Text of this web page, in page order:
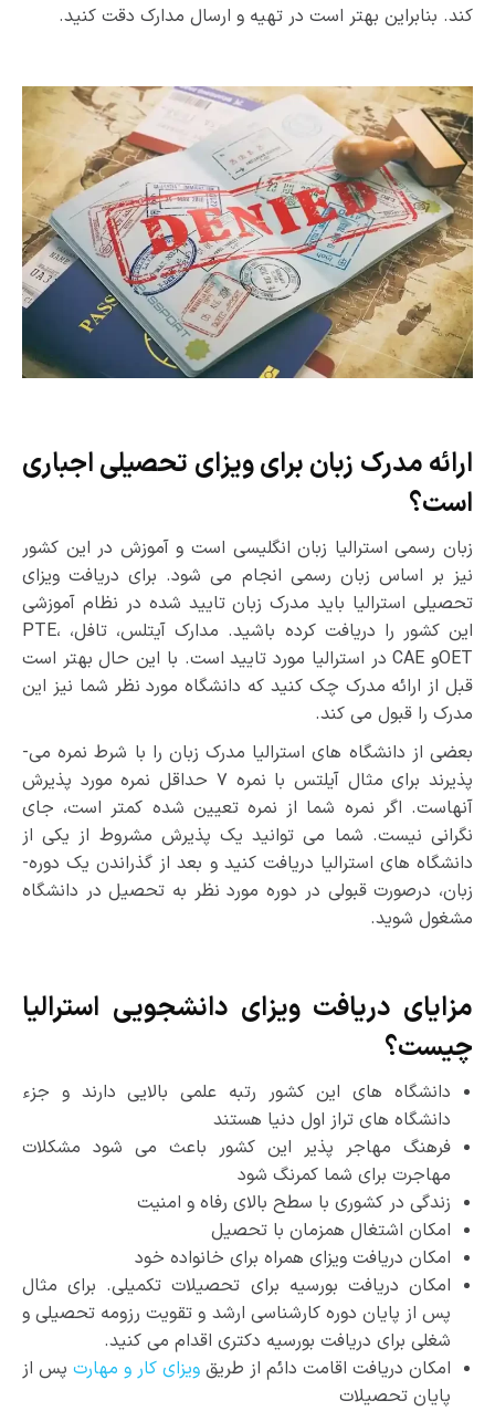
کند. بنابراین بهتر است در تهیه و ارسال مدارک دقت کنید.
ارائه مدرک زبان برای ویزای تحصیلی اجباری
است؟
زبان رسمی استرالیا زبان انگلیسی است و آموزش در این کشور
نیز بر اساس زبان رسمی انجام می ­شود. برای دریافت ویزای
تحصیلی استرالیا باید مدرک زبان تایید شده در نظام آموزشی
این کشور را دریافت کرده باشید. مدارک آیتلس، تافل، PTE،
OETو CAE در استرالیا مورد تایید است. با این حال بهتر است
قبل از ارائه مدرک چک کنید که دانشگاه مورد نظر شما نیز این
مدرک را قبول می­ کند.
بعضی از دانشگاه­ های استرالیا مدرک زبان را با شرط نمره می­
پذیرند برای مثال آیلتس با نمره ۷ حداقل نمره­ مورد پذیرش
آنهاست. اگر نمره شما از نمره­ تعیین شده کمتر است، جای
نگرانی نیست. شما می ­توانید یک پذیرش مشروط از یکی از
دانشگاه­ های استرالیا دریافت کنید و بعد از گذراندن یک دوره­
زبان، درصورت قبولی در دوره­ مورد نظر به تحصیل در دانشگاه
مشغول شوید.
مزایای دریافت ویزای دانشجویی استرالیا
چیست؟
دانشگاه ­های این کشور رتبه­ علمی بالایی دارند و جزء
دانشگاه­ های تراز اول دنیا هستند
فرهنگ مهاجر پذیر این کشور باعث می­ شود مشکلات
مهاجرت برای شما کمرنگ شود
زندگی در کشوری با سطح بالای رفاه و امنیت
امکان اشتغال همزمان با تحصیل
امکان دریافت ویزای همراه برای خانواده­ خود
امکان دریافت بورسیه­ برای تحصیلات تکمیلی. برای مثال
پس از پایان دوره­ کارشناسی ارشد و تقویت رزومه­ تحصیلی و
شغلی برای دریافت بورسیه دکتری اقدام می­ کنید.
امکان دریافت اقامت دائم از طریق ویزای کار و مهارت پس از
پایان تحصیلات